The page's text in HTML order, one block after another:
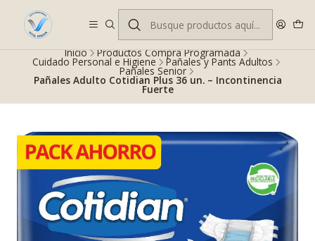
Despacho gratis en RM desde $100.000. Revisa las condiciones.
Inicio Productos Compra Programada
Cuidado Personal e Higiene Pañales y Pants Adultos
Pañales Senior
Pañales Adulto Cotidian Plus 36 un. – Incontinencia
Fuerte